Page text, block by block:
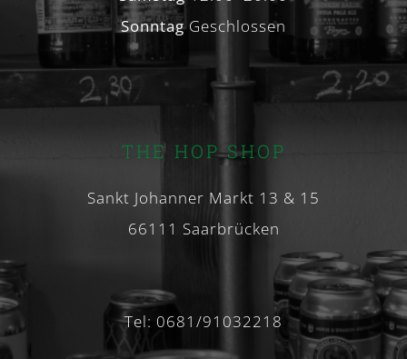
SonntagGeschlossen
THE HOP SHOP
Sankt Johanner Markt 13 & 15
66111 Saarbrücken
Tel: 0681/91032218